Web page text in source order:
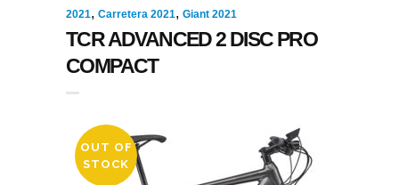
2021, Carretera 2021, Giant 2021
TCR ADVANCED 2 DISC PRO
COMPACT
OUT OF
STOCK